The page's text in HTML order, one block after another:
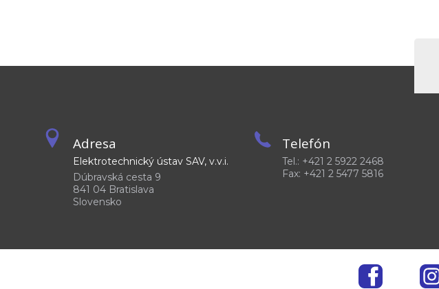
Adresa
Elektrotechnický ústav SAV, v.v.i.
Dúbravská cesta 9
841 04 Bratislava
Slovensko
Telefón
Tel.: +421 2 5922 2468
Fax: +421 2 5477 5816